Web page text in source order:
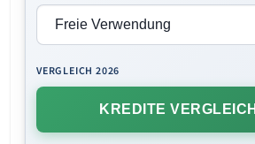
VERGLEICH 2026
KREDITE